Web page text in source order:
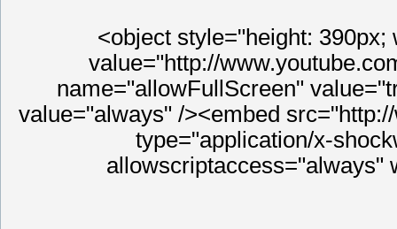
<object style="height:
value="http://
name="allowFullScreen"
value="always" /><embed
type="application/x-
allowscriptaccess="always"